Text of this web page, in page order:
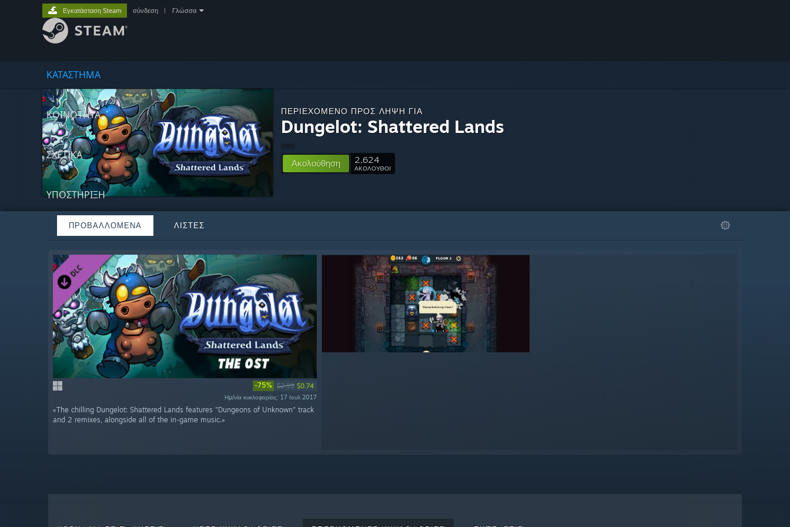
ΚΑΤΑΣΤΗΜΑ
ΚΟΙΝΟΤΗΤΑ
ΣΧΕΤΙΚΆ
ΥΠΟΣΤΗΡΙΞΗ
Εγκατάσταση Steam σύνδεση Γλώσσα
ΠΕΡΙΕΧΌΜΕΝΟ ΠΡΟΣ ΛΉΨΗ ΓΙΑ
Dungelot: Shattered Lands
Ακολούθηση 2,624
ΑΚΟΛΟΥΘΟΙ
ΠΡΟΒΑΛΛΌΜΕΝΑ ΛΊΣΤΕΣ
-75% $2.99 $0.74
Ημ/νία κυκλοφορίας: 17 Ιουλ 2017
«The chilling Dungelot: Shattered Lands features "Dungeons of Unknown" track
and 2 remixes, alongside all of the in-game music.»